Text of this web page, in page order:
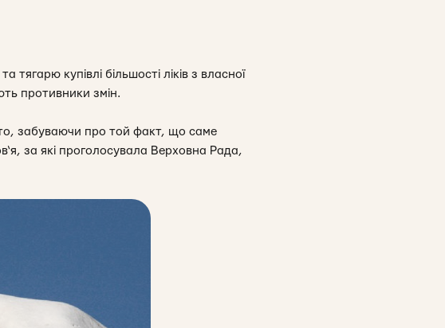
купівлі більшості ліків з власної
противники змін.
забуваючи про той факт, що саме
за які проголосувала Верховна Рада,